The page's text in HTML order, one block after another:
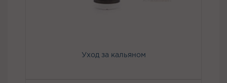
Уход за кальяном